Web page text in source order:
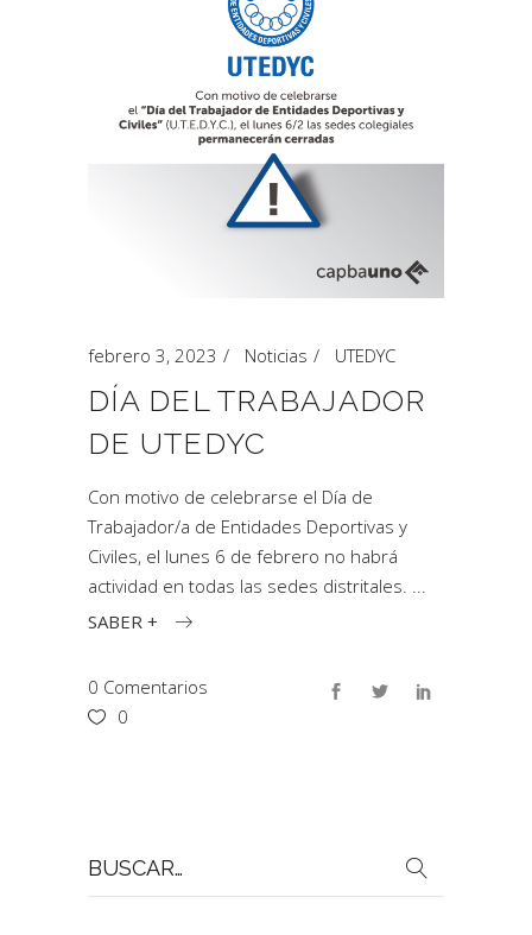
febrero 3, 2023 Noticias UTEDYC
DÍA DEL TRABAJADOR
DE UTEDYC
Con motivo de celebrarse el Día de
Trabajador/a de Entidades Deportivas y
Civiles, el lunes 6 de febrero no habrá
actividad en todas las sedes distritales.
SABER +
0 Comentarios
0
por: